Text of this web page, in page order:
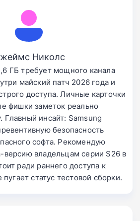
Николс
ГБ требует мощного канала
майский патч 2026 года и
доступа. Личные карточки
фишки заметок реально
Главный инсайт: Samsung
безопасность
софта. Рекомендую
версию владельцам серии S26 в
ради раннего доступа к
статус тестовой сборки.